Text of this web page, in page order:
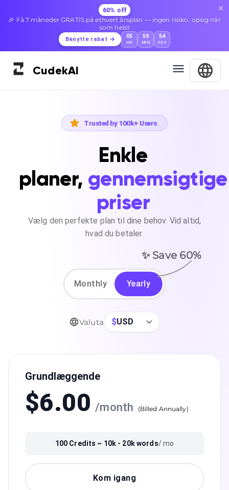
60% off
🎉 Få 7 måneder GRATIS på ethvert årsplan — ingen risiko, opsig når
som helst
Benytte rabat 05
HR
59
MIN
53
SEC
CudekAI
Trusted by 100k+ Users
Enkle
planer, gennemsigtige
priser
Vælg den perfekte plan til dine behov. Vid altid,
hvad du betaler.
✨ Save 60%
Monthly Yearly
Valuta $USD
Grundlæggende
$6.00 /month (Billed Annually)
100 Credits ~ 10k - 20kwords/ mo
Kom igang